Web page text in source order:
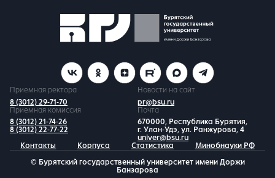
Приемная ректора
8 (3012) 29-71-70
Новости на сайт
pr@bsu.ru
Приемная комиссия
8 (3012) 21-74-26
8 (3012) 22-77-22
Почта
670000, Республика Бурятия,
г. Улан-Удэ, ул. Ранжурова, 4
univer@bsu.ru
Контакты
Корпуса Статистика Минобнауки РФ
© Бурятский государственный университет имени Доржи
Банзарова